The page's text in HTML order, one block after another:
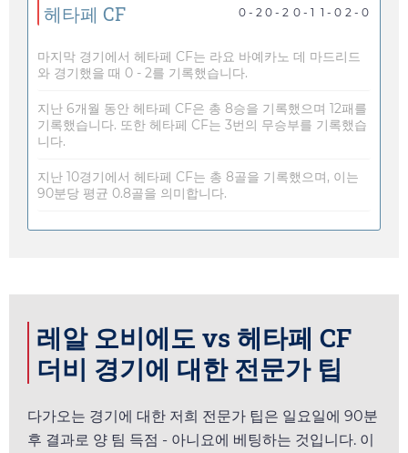
헤타페 CF 0 - 2 0 - 2 0 - 1 1 - 0 2 - 0
마지막 경기에서 헤타페 CF는 라요 바예카노 데 마드리드
와 경기했을 때 0 - 2를 기록했습니다.
지난 6개월 동안 헤타페 CF은 총 8승을 기록했으며 12패를
기록했습니다. 또한 헤타페 CF는 3번의 무승부를 기록했습
니다.
지난 10경기에서 헤타페 CF는 총 8골을 기록했으며, 이는
90분당 평균 0.8골을 의미합니다.
레알 오비에도 vs 헤타페 CF
더비 경기에 대한 전문가 팁
다가오는 경기에 대한 저희 전문가 팁은 일요일에 90분
후 결과로 양 팀 득점 - 아니요에 베팅하는 것입니다. 이